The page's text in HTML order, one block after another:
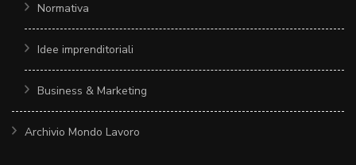
Normativa
Idee imprenditoriali
Business & Marketing
Archivio Mondo Lavoro